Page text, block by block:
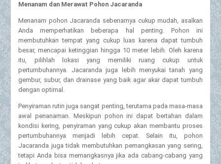
Menanam dan Merawat Pohon Jacaranda
Menanam pohon Jacaranda sebenarnya cukup mudah, asalkan
Anda memperhatikan beberapa hal penting. Pohon ini
membutuhkan tempat yang cukup luas karena dapat tumbuh
besar, mencapai ketinggian hingga 10 meter lebih. Oleh karena
itu, pilihlah lokasi yang memiliki ruang cukup untuk
pertumbuhannya. Jacaranda juga lebih menyukai tanah yang
gembur, subur, dan drainase yang baik agar akar dapat tumbuh
dengan optimal.
Penyiraman rutin juga sangat penting, terutama pada masa-masa
awal penanaman. Meskipun pohon ini dapat bertahan dalam
kondisi kering, penyiraman yang cukup akan membantu proses
pertumbuhannya menjadi lebih cepat. Selain itu, pohon
Jacaranda juga tidak membutuhkan pemangkasan yang sering,
tetapi Anda bisa memangkasnya jika ada cabang-cabang yang